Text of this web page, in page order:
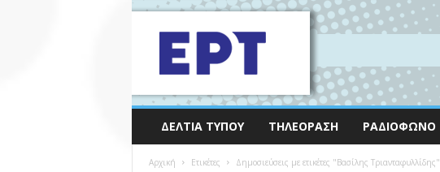
ΔΕΛΤΊΑ ΤΎΠΟΥ ΤΗΛΕΌΡΑΣΗ ΡΑΔΙΌΦΩΝΟ
Αρχική Ετικέτες Δημοσιεύσεις με ετικέτες "Βασίλης Τριανταφυλλίδης"